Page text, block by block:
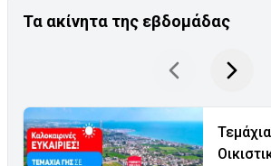
Τα ακίνητα της εβδομάδας